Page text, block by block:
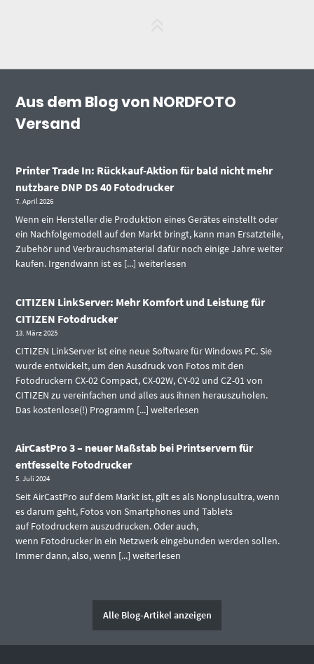
Aus dem Blog von NORDFOTO
Versand
Printer Trade In: Rückkauf-Aktion für bald nicht mehr
nutzbare DNP DS 40 Fotodrucker
7. April 2026
Wenn ein Hersteller die Produktion eines Gerätes einstellt oder
ein Nachfolgemodell auf den Markt bringt, kann man Ersatzteile,
Zubehör und Verbrauchsmaterial dafür noch einige Jahre weiter
kaufen. Irgendwann ist es [...]weiterlesen
CITIZEN LinkServer: Mehr Komfort und Leistung für
CITIZEN Fotodrucker
13. März 2025
CITIZEN LinkServer ist eine neue Software für Windows PC. Sie
wurde entwickelt, um den Ausdruck von Fotos mit den
Fotodruckern CX-02 Compact, CX-02W, CY-02 und CZ-01 von
CITIZEN zu vereinfachen und alles aus ihnen herauszuholen.
Das kostenlose(!) Programm [...]weiterlesen
AirCastPro 3 – neuer Maßstab bei Printservern für
entfesselte Fotodrucker
5. Juli 2024
Seit AirCastPro auf dem Markt ist, gilt es als Nonplusultra, wenn
es darum geht, Fotos von Smartphones und Tablets
auf Fotodruckern auszudrucken. Oder auch,
wenn Fotodrucker in ein Netzwerk eingebunden werden sollen.
Immer dann, also, wenn [...]weiterlesen
Alle Blog-Artikel anzeigen